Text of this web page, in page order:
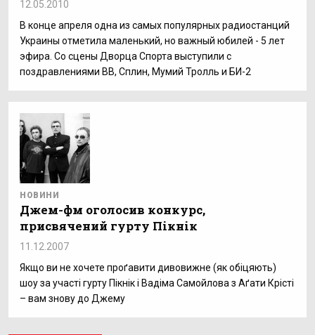
12.05.2010
В конце апреля одна из самых популярных радиостанций
Украины отметила маленький, но важный юбилей - 5 лет
эфира. Со сцены Дворца Спорта выступили с
поздравлениями ВВ, Сплин, Мумий Тролль и БИ-2
НОВИНИ
Джем-фм оголосив конкурс,
присвячений гурту Пікнік
11.12.2007
Якщо ви не хочете проґавити дивовижне (як обіцяють)
шоу за участі гурту Пікнік і Вадіма Самойлова з Аґати Крісті
– вам знову до Джему